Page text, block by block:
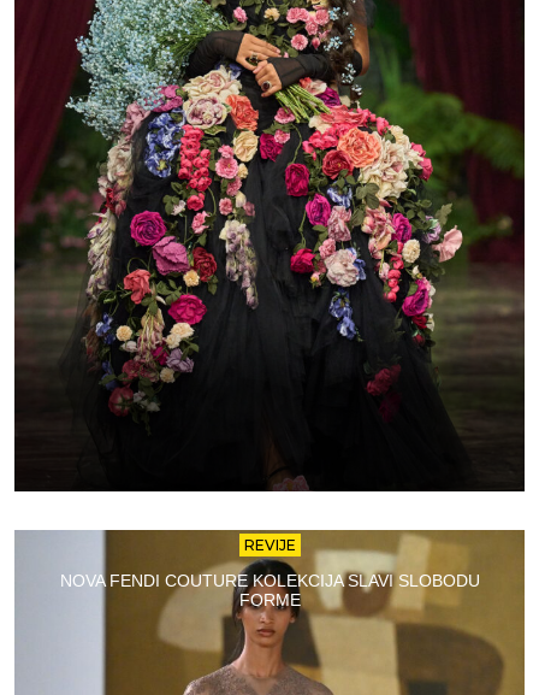
REVIJE
NOVA FENDI COUTURE KOLEKCIJA SLAVI SLOBODU
FORME